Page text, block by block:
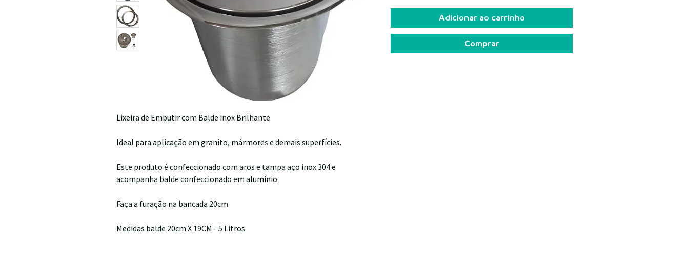
Lixeira de Embutir com Balde inox Brilhante
Ideal para aplicação em granito, mármores e demais superfícies.
Este produto é confeccionado com aros e tampa aço inox 304 e
acompanha balde confeccionado em alumínio
Faça a furação na bancada 20cm
Medidas balde 20cm X 19CM - 5 Litros.
Adicionar ao carrinho
Comprar